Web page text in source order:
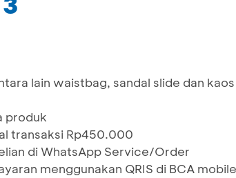
lain waistbag, sandal slide dan
produk
transaksi Rp450.000
di WhatsApp Service/Order
menggunakan QRIS di BCA